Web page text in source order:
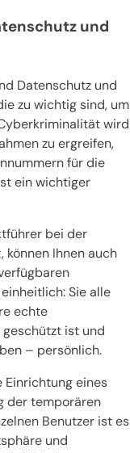
und
Datenschutz und
zu wichtig sind, um
wird
zu ergreifen,
für die
ein wichtiger
bei der
Ihnen auch
Sie alle
echte
geschützt ist und
– persönlich.
Einrichtung eines
der temporären
Benutzer ist es
und